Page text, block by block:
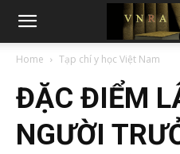
Home Tạp chí y học Việt Nam
ĐẶC ĐIỂM
NGƯỜI